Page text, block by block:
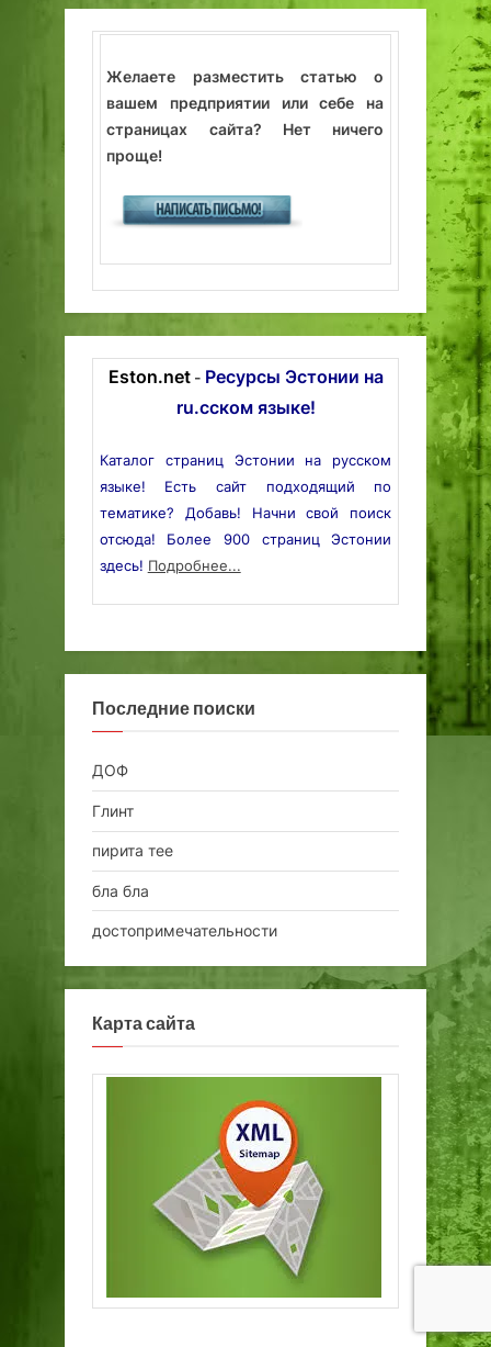
Желаете разместить статью о
вашем предприятии или себе на
страницах сайта? Нет ничего
проще!
Eston.net- Ресурсы Эстонии на
ru.сском языке!
Каталог страниц Эстонии на русском
языке! Есть сайт подходящий по
тематике? Добавь! Начни свой поиск
отсюда! Более 900 страниц Эстонии
здесь! Подробнее...
Последние поиски
ДОФ
Глинт
пирита тее
бла бла
достопримечательности
Карта сайта